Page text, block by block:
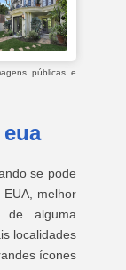
públicas e
se pode
melhor
alguma
localidades
ícones